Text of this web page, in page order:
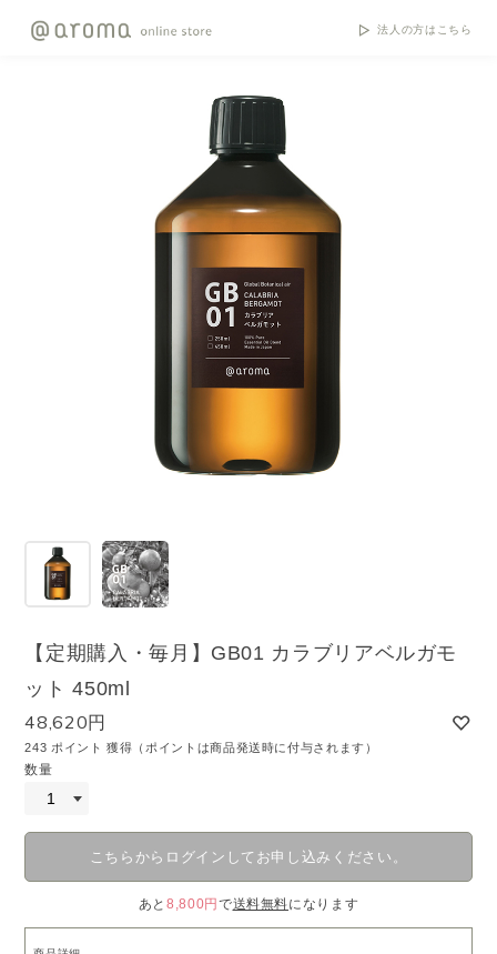
法人の方はこちら
【定期購入・毎月】GB01 カラブリアベルガモ
ット 450ml
48,620円
243 ポイント 獲得（ポイントは商品発送時に付与されます）
数量
こちらからログインしてお申し込みください。
あと8,800円 で送料無料になります